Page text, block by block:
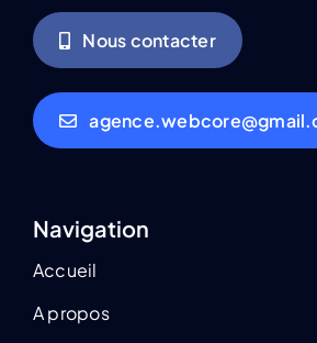
Nous contacter
Navigation
Accueil
A propos